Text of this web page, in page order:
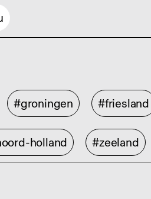
#groningen #friesland
holland #zeeland